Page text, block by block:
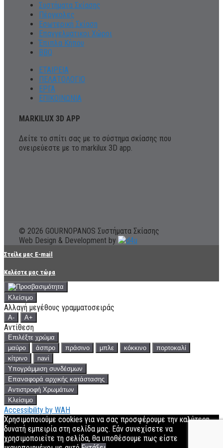
Συστήματα Σκίασης
Πέργκολες
Εσωτερική Σκίαση
Επαγγελματικοι Χώροι
Έπιπλα Κήπου
BBQ
ΕΤΑΙΡΕΙΑ
ΠΕΛΑΤΟΛΟΓΙΟ
ΕΡΓΑ
ΕΠΙΚΟΙΝΩΝΙΑ
MARKILUX 3D APP
Δείτε το σπίτι σας με το σύστημα σκίασης που
ονειρεύεστε με το markilux 3D app.
© 2026 GOURNOPANOS Συστήματα Σκίασης
Web Design & Development by
Στείλε μας E-mail
Καλέστε μας τώρα
Κλείσιμο
Αλλαγή μεγέθους γραμματοσειράς
A- A+
Αντίθεση
Επιλέξτε χρώμα
μαύρο
άσπρο πράσινο μπλε κόκκινο
πορτοκαλί
κίτρινο
navi
Υπογράμμιση συνδέσμων
Επαναφορά αρχικής κατάστασης
Αντιστροφή Χρωμάτων
Κλείσιμο
Accessibility by WAH
Χρησιμοποιούμε cookies για να σας προσφέρουμε την καλύτερη
δυνατή εμπειρία στη σελίδα μας. Εάν συνεχίσετε να
χρησιμοποιείτε τη σελίδα, θα υποθέσουμε πως είστε